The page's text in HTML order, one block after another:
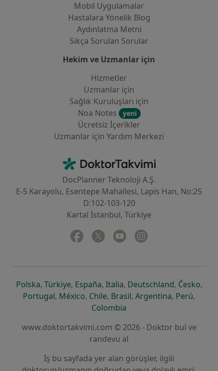
Mobil Uygulamalar
Hastalara Yönelik Blog
Aydınlatma Metni
Sıkça Sorulan Sorular
Hekim ve Uzmanlar için
Hizmetler
Uzmanlar için
Sağlık Kuruluşları için
Noa Notes
yeni
Ücretsiz İçerikler
Uzmanlar için Yardım Merkezi
DoktorTakvimi - Ana Sayfa
DocPlanner Teknoloji A.Ş.
E-5 Karayolu, Esentepe Mahallesi, Lapis Han, No:25
D:102-103-120
Kartal İstanbul, Türkiye
Facebook
yeni bir sekmede açılır
Twitter
yeni bir sekmede açılır
Youtube
yeni bir sekmede açılır
Polskayeni bir sekmede açılır
, Türkiyeyeni bir sekmede açılır
, Españayeni bir sekmede açılır
, Italiayeni bir sekmede açılır
, Deutschlandyeni bir
, Českoyeni
,
Portugalyeni bir sekmede açılır
, Méxicoyeni bir sekmede açılır
, Chileyeni bir sekmede açılır
, Brasilyeni bir sekmede açılır
, Argentinayeni bir
, Perúyeni
,
Colombia
www.doktortakvimi.com © 2026 - Doktor bul ve
randevu al
İş bu sayfada yer alan görüşler, ilgili